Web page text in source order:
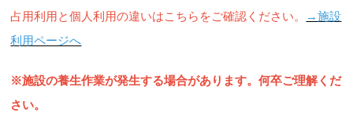
占用利用と個人利用の違いはこちらをご確認ください。
→施設
利用ページへ
※施設の養生作業が発生する場合があります。何卒ご理解くだ
さい。